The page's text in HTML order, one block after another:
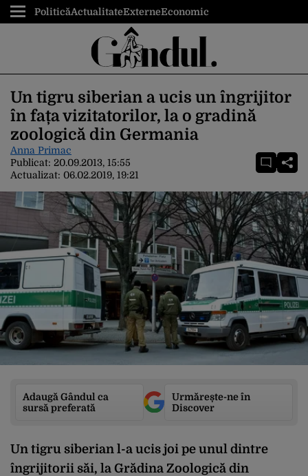
PoliticăActualitateExterneEconomic
Un tigru siberian a ucis un îngrijitor
în fața vizitatorilor, la o gradină
zoologică din Germania
Anna Primac
Publicat: 20.09.2013, 15:55
Actualizat: 06.02.2019, 19:21
Adaugă Gândul ca
sursă preferată
Urmărește-ne în
Discover
Un tigru siberian l-a ucis joi pe unul dintre
îngrijitorii săi, la Grădina Zoologică din